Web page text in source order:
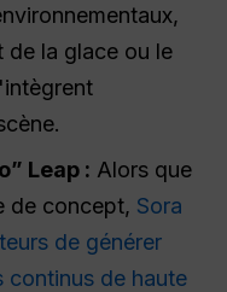
de la glace ou le
” Leap : Alors que
de concept, Sora
de générer
continus de haute